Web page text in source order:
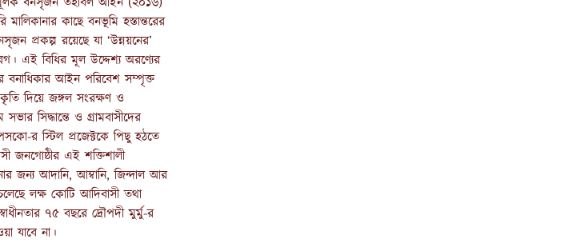
কাছে বনভূমি হস্তান্তরের
প্রকল্প রয়েছে যা ‘উন্নয়নের’
এই বিধির মূল উদ্দেশ্য অরণ্যের
বনাধিকার আইন পরিবেশ সম্পৃক্ত
দিয়ে জঙ্গল সংরক্ষণ ও
সিদ্ধান্তে ও গ্রামবাসীদের
র স্টিল প্রজেক্টকে পিছু হঠতে
জনগোষ্ঠীর এই শক্তিশালী
জন্য আদানি, আম্বানি, জিন্দাল আর
লক্ষ কোটি আদিবাসী তথা
৭৫ বছরে দ্রৌপদী মুর্মু-র
যাবে না।